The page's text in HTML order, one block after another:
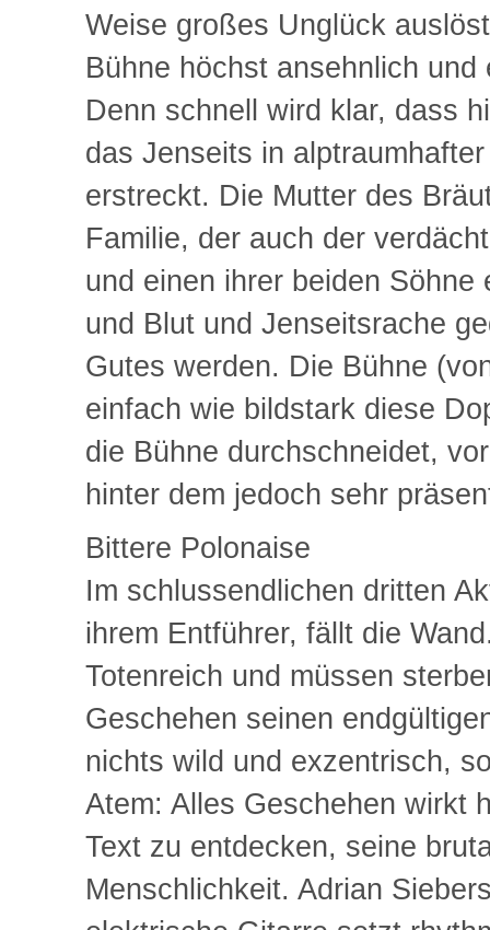
Weise großes Unglück
Bühne höchst ansehnlich und
Denn schnell wird klar, dass
das Jenseits in
erstreckt. Die Mutter des
Familie, der auch der
und einen ihrer beiden
und Blut und Jenseitsrache
Gutes werden. Die Bühne
einfach wie bildstark diese
die Bühne durchschneidet,
hinter dem jedoch sehr
Bittere Polonaise
Im schlussendlichen dritten
ihrem Entführer, fällt die
Totenreich und müssen
Geschehen seinen
nichts wild und exzentrisch,
Atem: Alles Geschehen wirkt
Text zu entdecken, seine
Menschlichkeit. Adrian